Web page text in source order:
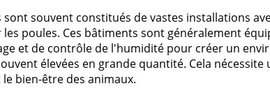
Détergent
Désinfectant
sont souvent constitués de vastes installations
poules. Ces bâtiments sont généralement
et de contrôle de l'humidité pour créer un
élevées en grande quantité. Cela nécessite
bien-être des animaux.